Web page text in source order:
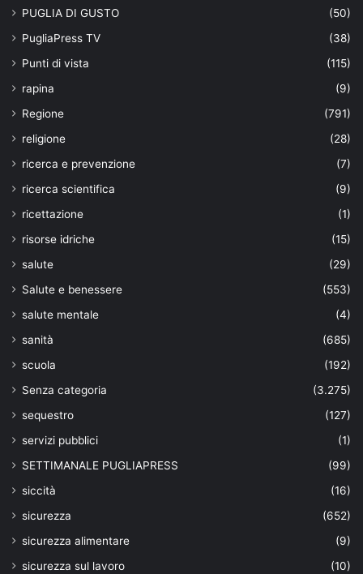
PUGLIA DI GUSTO
(50)
PugliaPress TV
(38)
Punti di vista
(115)
rapina
(9)
Regione
(791)
religione
(28)
ricerca e prevenzione
(7)
ricerca scientifica
(9)
ricettazione
(1)
risorse idriche
(15)
salute
(29)
Salute e benessere
(553)
salute mentale
(4)
sanità
(685)
scuola
(192)
Senza categoria
(3.275)
sequestro
(127)
servizi pubblici
(1)
SETTIMANALE PUGLIAPRESS
(99)
siccità
(16)
sicurezza
(652)
sicurezza alimentare
(9)
sicurezza sul lavoro
(10)